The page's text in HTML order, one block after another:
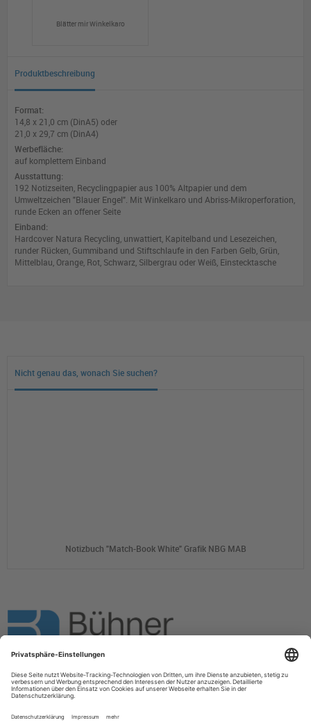
Blätter mir Winkelkaro
Produktbeschreibung
Format:
14,8 x 21,0 cm (DinA5) oder
21,0 x 29,7 cm (DinA4)
Werbefläche:
auf komplettem Einband
Ausstattung:
192 Notizseiten, Recyclingpapier aus 100% Altpapier und dem
Umweltzeichen "Blauer Engel". Mit Winkelkaro und Abriss-Mikroperforation,
runde Ecken an offener Seite
Einband:
Hardcover Natura Recycling, unwattiert, Kapitelband und Lesezeichen,
runder Rücken, Gummiband und Stiftschlaufe in den Farben Gelb, Grün,
Mittelblau, Orange, Rot, Schwarz, Silbergrau oder Weiß, Einstecktasche
Nicht genau das, wonach Sie suchen?
Notizbuch "Match-Book White" Grafik NBG MAB
Bühner Werbemittel GmbH
Impressum
AGB